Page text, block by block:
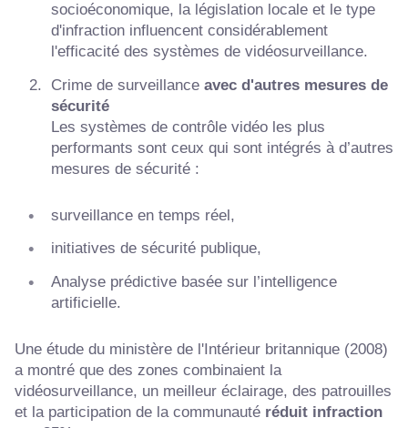
socioéconomique, la législation locale et le type
d'infraction influencent considérablement
l'efficacité des systèmes de vidéosurveillance.
Crime de surveillance avec d'autres mesures de
sécurité
Les systèmes de contrôle vidéo les plus
performants sont ceux qui sont intégrés à d’autres
mesures de sécurité :
surveillance en temps réel,
initiatives de sécurité publique,
Analyse prédictive basée sur l’intelligence
artificielle.
Une étude du ministère de l'Intérieur britannique (2008)
a montré que des zones combinaient la
vidéosurveillance, un meilleur éclairage, des patrouilles
et la participation de la communauté réduit infraction